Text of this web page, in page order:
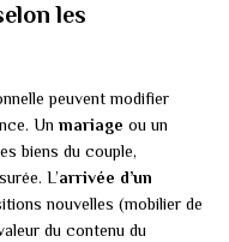
les
peuvent modifier
Un mariage ou un
biens du couple,
L’arrivée d’un
nouvelles (mobilier de
du contenu du